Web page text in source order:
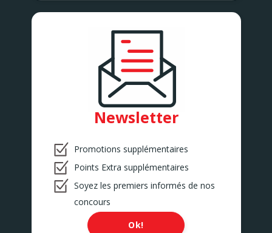
Newsletter
Promotions supplémentaires
Points Extra supplémentaires
Soyez les premiers informés de nos
concours
Ok!